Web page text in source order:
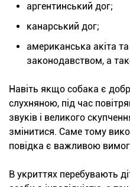
аргентинський дог;
канарський дог;
американська акіта
законодавством, а
Навіть якщо собака є
слухняною, під час
звуків і великого
змінитися. Саме тому
повідка є важливою
В укриттях перебувають